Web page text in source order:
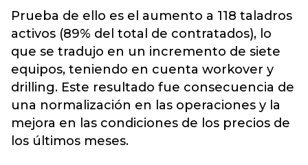
Prueba de ello es el aumento a 118 taladros
activos (89% del total de contratados), lo
que se tradujo en un incremento de siete
equipos, teniendo en cuenta workover y
drilling. Este resultado fue consecuencia de
una normalización en las operaciones y la
mejora en las condiciones de los precios de
los últimos meses.